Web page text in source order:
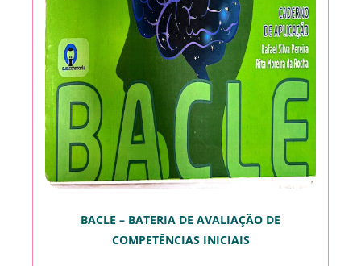
BACLE – BATERIA DE AVALIAÇÃO DE
COMPETÊNCIAS INICIAIS